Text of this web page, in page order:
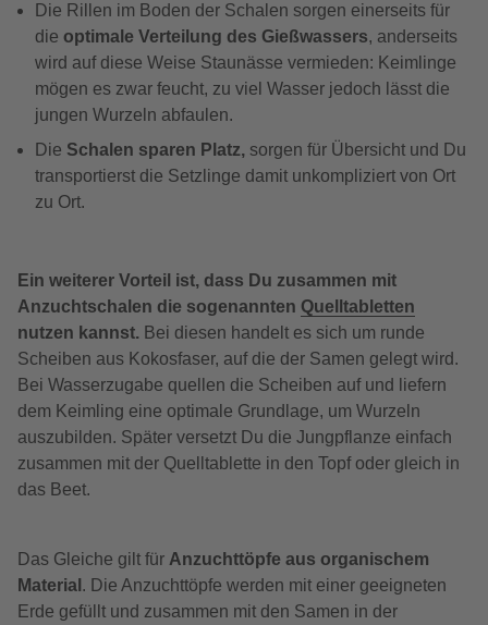
Die Rillen im Boden der Schalen sorgen einerseits für
die optimale Verteilung des Gießwassers, anderseits
wird auf diese Weise Staunässe vermieden: Keimlinge
mögen es zwar feucht, zu viel Wasser jedoch lässt die
jungen Wurzeln abfaulen.
Die Schalen sparen Platz, sorgen für Übersicht und Du
transportierst die Setzlinge damit unkompliziert von Ort
zu Ort.
Ein weiterer Vorteil ist, dass Du zusammen mit
Anzuchtschalen die sogenannten Quelltabletten
nutzen kannst. Bei diesen handelt es sich um runde
Scheiben aus Kokosfaser, auf die der Samen gelegt wird.
Bei Wasserzugabe quellen die Scheiben auf und liefern
dem Keimling eine optimale Grundlage, um Wurzeln
auszubilden. Später versetzt Du die Jungpflanze einfach
zusammen mit der Quelltablette in den Topf oder gleich in
das Beet.
Das Gleiche gilt für Anzuchttöpfe aus organischem
Material . Die Anzuchttöpfe werden mit einer geeigneten
Erde gefüllt und zusammen mit den Samen in der